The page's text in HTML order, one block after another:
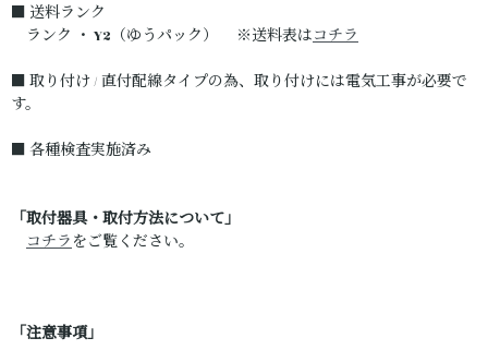
■ 送料ランク
ランク ・ Y2（ゆうパック） ※送料表はコチラ
■ 取り付け / 直付配線タイプの為、取り付けには電気工事が必要で
す。
■ 各種検査実施済み
「取付器具・取付方法について」
コチラをご覧ください。
「注意事項」